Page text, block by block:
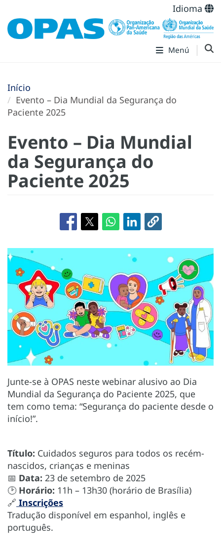
Idioma
Menú
Início
Evento – Dia Mundial da Segurança do
Paciente 2025
Evento – Dia Mundial
da Segurança do
Paciente 2025
Junte-se à OPAS neste webinar alusivo ao Dia
Mundial da Segurança do Paciente 2025, que
tem como tema: “Segurança do paciente desde o
início!”.
Título: Cuidados seguros para todos os recém-
nascidos, crianças e meninas
📅 Data: 23 de setembro de 2025
🕑 Horário: 11h – 13h30 (horário de Brasília)
🔗 Inscrições
Tradução disponível em espanhol, inglês e
português.